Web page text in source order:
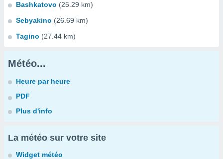
Bashkatovo (25.29 km)
Sebyakino (26.69 km)
Tagino (27.44 km)
Météo...
Heure par heure
PDF
Plus d'info
La météo sur votre site
Widget météo